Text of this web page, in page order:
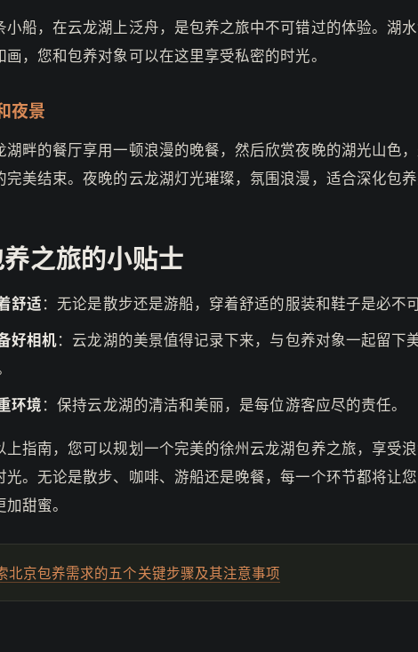
小船，在云龙湖上泛舟，是包养之旅中不可错过的体验。湖水
画，您和包养对象可以在这里享受私密的时光。
夜景
湖畔的餐厅享用一顿浪漫的晚餐，然后欣赏夜晚的湖光山色
完美结束。夜晚的云龙湖灯光璀璨，氛围浪漫，适合深化包养
之旅的小贴士
舒适：无论是散步还是游船，穿着舒适的服装和鞋子是必不可
好相机：云龙湖的美景值得记录下来，与包养对象一起留下
环境：保持云龙湖的清洁和美丽，是每位游客应尽的责任。
上指南，您可以规划一个完美的徐州云龙湖包养之旅，享受
光。无论是散步、咖啡、游船还是晚餐，每一个环节都将让
甜蜜。
北京包养需求的五个关键步骤及其注意事项